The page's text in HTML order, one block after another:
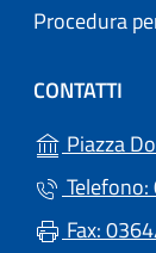
Procedura
CONTATTI
Piazza
Fax: